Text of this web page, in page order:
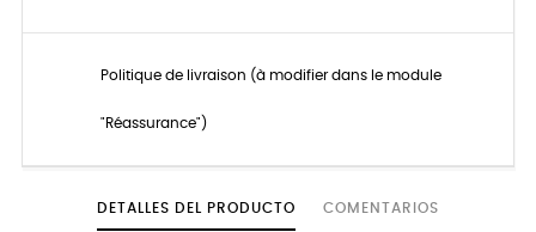
Politique de livraison (à modifier dans le module
"Réassurance")
DETALLES DEL PRODUCTO COMENTARIOS